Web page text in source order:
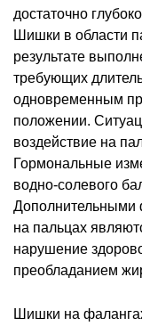
достаточно
Шишки в области
результате
требующих
одновременным
положении.
воздействие на
Гормональные
водно-солевого
Дополнительными
на пальцах
нарушение
преобладанием
Шишки на